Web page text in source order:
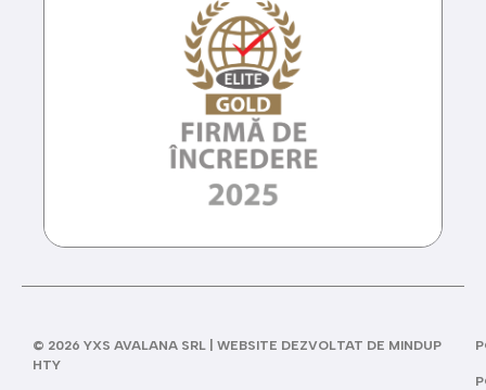
© 2026 YXS AVALANA SRL | WEBSITE DEZVOLTAT DE MINDUP
HTY